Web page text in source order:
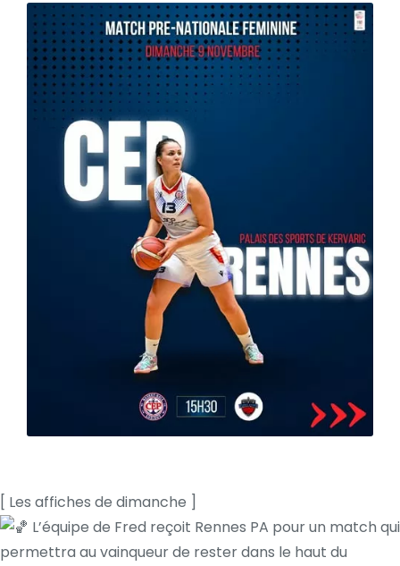
[ Les affiches de dimanche ]
L’équipe de Fred reçoit Rennes PA pour un match qui
permettra au vainqueur de rester dans le haut du